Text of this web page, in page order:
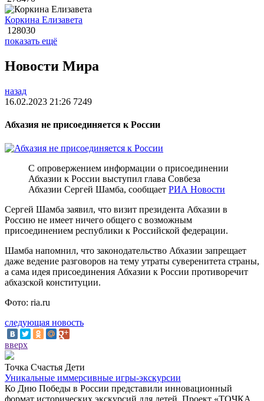
Коркина Елизавета
128030
показать ещё
Новости Мира
назад
16.02.2023 21:26 7249
Абхазия не присоединяется к России
С опровержением информации о присоединении
Абхазии к России выступил глава Совбеза
Абхазии Сергей Шамба, сообщает РИА Новости
Сергей Шамба заявил, что визит президента Абхазии в
Россию не имеет ничего общего с возможным
присоединением республики к Российской федерации.
Шамба напомнил, что законодательство Абхазии запрещает
даже ведение разговоров на тему утраты суверенитета страны,
а сама идея присоединения Абхазии к России противоречит
абхазской конституции.
Фото: ria.ru
следующая новость
вверх
Точка Счастья Дети
Уникальные иммерсивные игры-экскурсии
Ко Дню Победы в России представили инновационный
формат исторических экскурсий для детей. Проект «ТОЧКА